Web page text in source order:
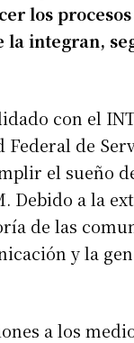
los
la integran,
con el
de
el sueño
Debido a la
de las
y la
a los